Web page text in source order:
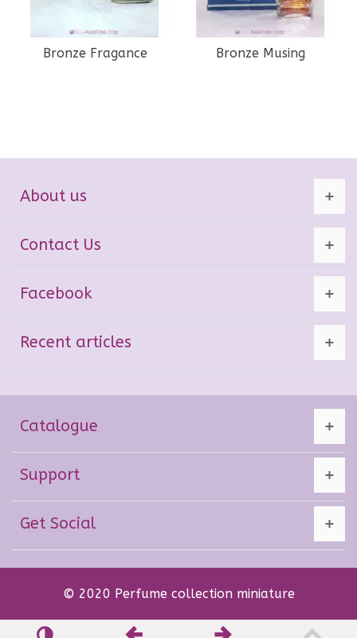
Bronze Fragance Bronze Musing
About us
Contact Us
Facebook
Recent articles
Catalogue
Support
Get Social
© 2020 Perfume collection miniature